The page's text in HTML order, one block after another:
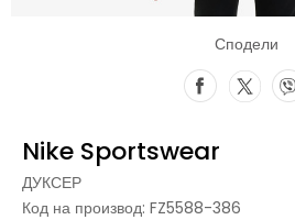
Сподели
Nike Sportswear
ДУКСЕР
Код на производ: FZ5588-386